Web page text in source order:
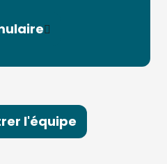
l'équipe